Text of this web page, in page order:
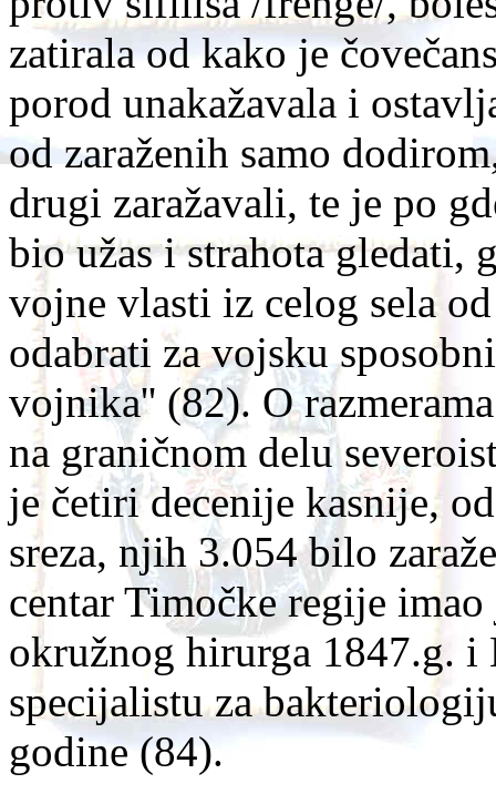
zatirala od kako je
porod unakažavala i
od zaraženih samo
drugi zaražavali, te je po
bio užas i strahota gledati,
vojne vlasti iz celog sela
odabrati za vojsku
vojnika'' (82). O
na graničnom delu
je četiri decenije kasnije,
sreza, njih 3.054 bilo
centar Timočke regije imao
okružnog hirurga 1847.g. i
specijalistu za
godine (84).